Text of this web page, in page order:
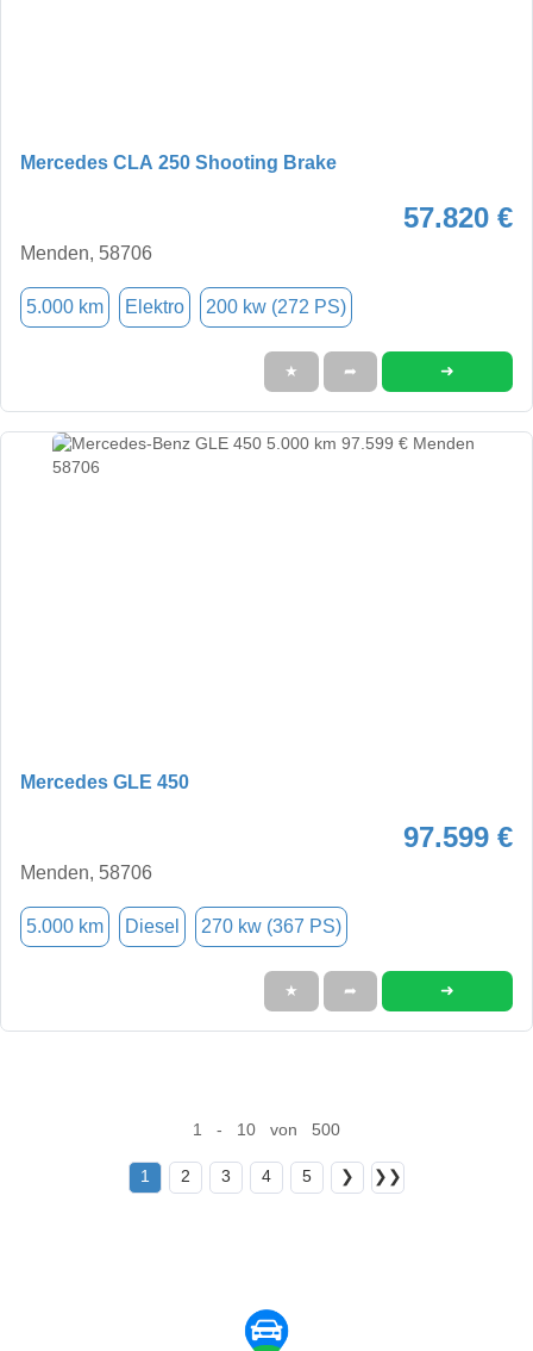
Mercedes CLA 250 Shooting Brake
57.820 €
Menden, 58706
5.000 km Elektro 200 kw (272 PS)
★ ➦ ➜
Mercedes GLE 450
97.599 €
Menden, 58706
5.000 km Diesel 270 kw (367 PS)
★ ➦ ➜
1 - 10 von 500
1 2 3 4 5 ❯ ❯❯